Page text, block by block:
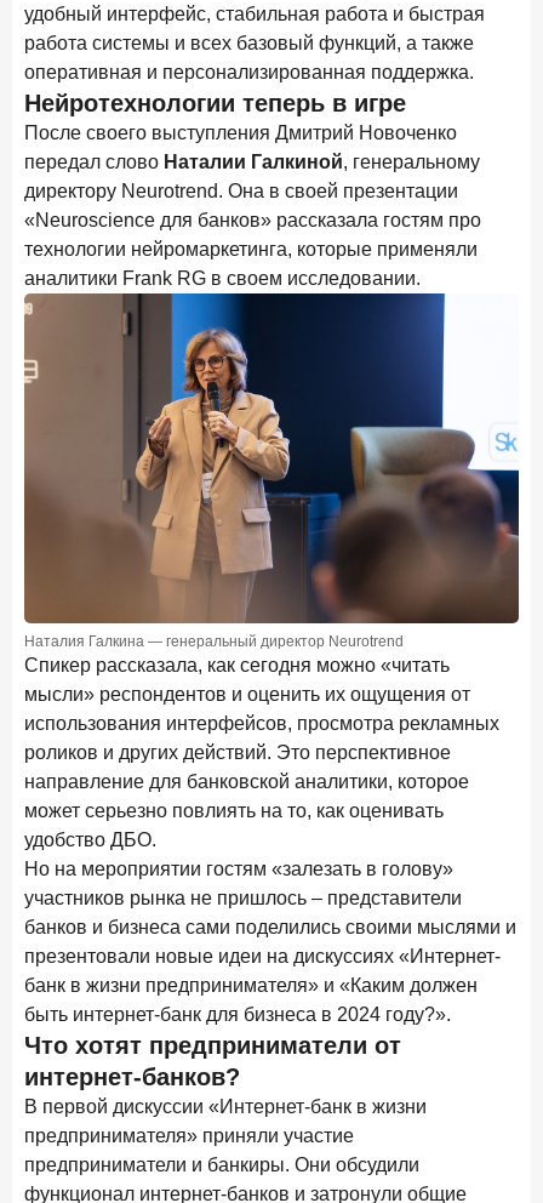
28 апреля 2026 года ИССЛЕДОВАНИЕ
Привязанность побеждает ставку? Как выбирают банк
для сбережений в 2026 году
27 апреля 2026 года
Банки скорректировали доходность вкладов после
снижения ключевой ставки до 14,5%
Цифра дня
Средний срок ипотеки на первичном рынке
26,8 лет
24 апреля 2026 года ИССЛЕДОВАНИЕ
Ипотека. Итоги работы крупнейших ипотечных банков
в марте 2026 года
15 апреля 2026 года ИССЛЕДОВАНИЕ
Рынок подписок 2026: от гонки за объёмами к битве за
15 апреля 2026 года
Маркетинговые акции брокеров: обзор механик и
10 апреля 2026 года ИССЛЕДОВАНИЕ
ДНК современного ипотечного клиента
7 апреля 2026 года
По итогам марта 2026 года объем выдач кредитов
составил 925,7 млрд руб.
26 марта 2026 года ИССЛЕДОВАНИЕ
Не экосистемой единой: как пользователи
распределяют подписки
25 марта 2026 года ИССЛЕДОВАНИЕ
Ипотека. Итоги работы крупнейших ипотечных банков
в феврале 2026 года
18 марта 2026 года
Банки начали снижать ставки по вкладам еще до
решения ЦБ
удобный интерфейс, стабильная работа и быстрая
работа системы и всех базовый функций, а также
оперативная и персонализированная поддержка.
Нейротехнологии теперь в игре
После своего выступления Дмитрий Новоченко
передал слово Наталии Галкиной, генеральному
директору Neurotrend. Она в своей презентации
«Neuroscience для банков» рассказала гостям про
технологии нейромаркетинга, которые применяли
аналитики Frank RG в своем исследовании.
Наталия Галкина — генеральный директор Neurotrend
Спикер рассказала, как сегодня можно «читать
мысли» респондентов и оценить их ощущения от
использования интерфейсов, просмотра рекламных
роликов и других действий. Это перспективное
направление для банковской аналитики, которое
может серьезно повлиять на то, как оценивать
удобство ДБО.
Но на мероприятии гостям «залезать в голову»
участников рынка не пришлось – представители
банков и бизнеса сами поделились своими мыслями и
презентовали новые идеи на дискуссиях «Интернет-
банк в жизни предпринимателя» и «Каким должен
быть интернет-банк для бизнеса в 2024 году?».
Что хотят предприниматели от
интернет-банков?
В первой дискуссии «Интернет-банк в жизни
предпринимателя» приняли участие
предприниматели и банкиры. Они обсудили
функционал интернет-банков и затронули общие